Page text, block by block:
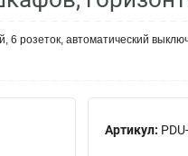
розеток, автоматический
Артикул: